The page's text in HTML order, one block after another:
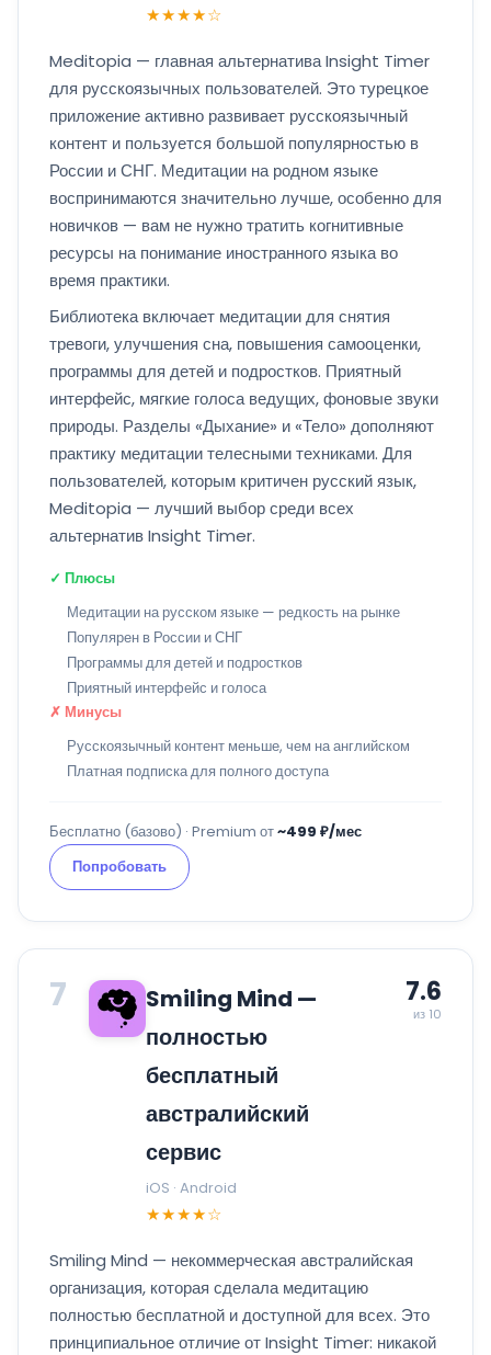
★★★★☆
Meditopia — главная альтернатива Insight Timer
для русскоязычных пользователей. Это турецкое
приложение активно развивает русскоязычный
контент и пользуется большой популярностью в
России и СНГ. Медитации на родном языке
воспринимаются значительно лучше, особенно для
новичков — вам не нужно тратить когнитивные
ресурсы на понимание иностранного языка во
время практики.
Библиотека включает медитации для снятия
тревоги, улучшения сна, повышения самооценки,
программы для детей и подростков. Приятный
интерфейс, мягкие голоса ведущих, фоновые звуки
природы. Разделы «Дыхание» и «Тело» дополняют
практику медитации телесными техниками. Для
пользователей, которым критичен русский язык,
Meditopia — лучший выбор среди всех
альтернатив Insight Timer.
✓ Плюсы
Медитации на русском языке — редкость на рынке
Популярен в России и СНГ
Программы для детей и подростков
Приятный интерфейс и голоса
✗ Минусы
Русскоязычный контент меньше, чем на английском
Платная подписка для полного доступа
Бесплатно (базово) · Premium от~499 ₽/мес
Попробовать
7
Smiling Mind —
полностью
бесплатный
австралийский
сервис
iOS · Android
★★★★☆
7.6
из 10
Smiling Mind — некоммерческая австралийская
организация, которая сделала медитацию
полностью бесплатной и доступной для всех. Это
принципиальное отличие от Insight Timer: никакой